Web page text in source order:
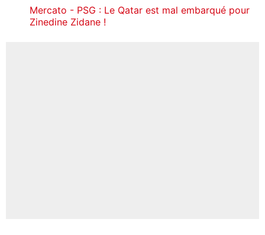
Mercato - PSG : Le Qatar est mal embarqué pour
Zinedine Zidane !